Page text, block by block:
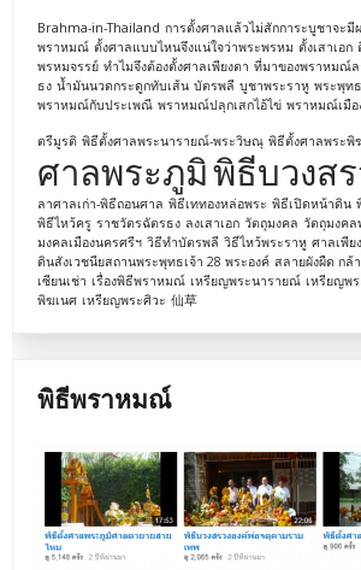
Brahma-in-Thailand การตั้งศาลแล้วไม่สักการะบูชาจะมี
พราหมณ์ ตั้งศาลแบบไหนจึงแน่ใจว่าพระพรหม ตั้งเสาเอก
พรหมจรรย์ ทำไมจึงต้องตั้งศาลเพียงตา ที่มาของพราหมณ์ล
ธง น้ำมันนวดกระดูกทับเส้น บัตรพลี บูชาพระราหู พระพุท
พราหมณ์กับประเพณี พราหมณ์ปลุกเสกไอ้ไข่ พราหมณ์เมือ
ตรีมูรติ พิธีตั้งศาลพระนารายณ์-พระวิษณุ พิธีตั้งศาลพระพิ
ศาลพระภูมิพิธีบวงส
ลาศาลเก่า-พิธีถอนศาล พิธีเททองหล่อพระ พิธีเปิดหน้าดิน
พิธีไหว้ครู ราชวัตรฉัตรธง ลงเสาเอก วัตถุมงคล วัตถุมงค
มงคลเมืองนครศรีฯ วิธีทำบัตรพลี วิธีไหว้พระราหู ศาลเพีย
ดินสังเวชนียสถานพระพุทธเจ้า 28 พระองค์ สลายผังผืด กล้
เซียนเช่า เรื่องพิธีพราหมณ์ เหรียญพระนารายณ์ เหรียญพ
พิฆเนศ เหรียญพระศิวะ 仙草
พิธีพราหมณ์